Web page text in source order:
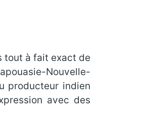
tout à fait exact de
Nouvelle-
producteur indien
avec des